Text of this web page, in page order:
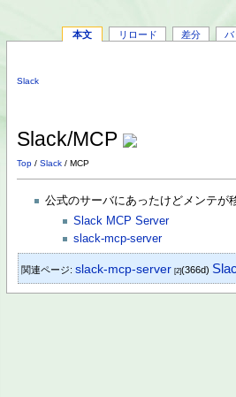
本文 リロード 差分 バ
Slack
Slack/MCP
Top /Slack / MCP
公式のサーバにあったけどメンテが
Slack MCP Server
slack-mcp-server
関連ページ:slack-mcp-server [2](366d)